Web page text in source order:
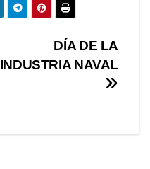
DÍA DE LA
INDUSTRIA NAVAL